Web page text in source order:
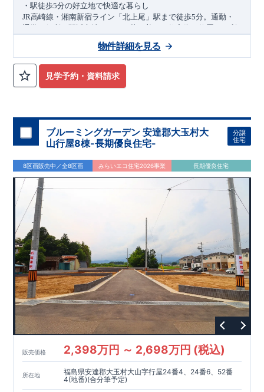
・駅徒歩5分の好立地で快適な暮らし
JR高崎線・湘南新宿ライン「北上尾」駅まで徒歩5分。通勤・
通学に便利な駅近立地ながら、落ち着いた住宅街に位置し、利
・買い物施設や教育施設が身近に揃う住環境
育園徒歩2分など、生活利便施設が充実。公園や医療施設も徒歩
圏内に揃い、子育て世帯にも安心のロケーションです。
ニタリー「irodori」、ガス乾燥機「乾太くん」、太陽光パネル
を標準装備。折上天井やポップアップ天井、間接照明付きグラ
ビオエッジなど、デザイン性と快適性を追求した住まいです。
アクセス
高崎線・湘南新宿ライン
「北上尾」駅徒歩5分（約400m）
ロケーション
保育園ア・クレイシュ（徒歩
花園幼稚園（徒歩
セブンイレブン上尾中妻
分）
ベルク上尾春日店（徒歩
浅間台第二公園（徒歩
​ ​ ​東栄住宅ブルーミングガーデンのこだわりの家づくり
全棟自社一貫体制
もっと詳しく
◇誰が、何をしたか。が明確だからこそ、お客様の安心に繋が
ります。
◇設計、施工、営業が互いに協力しあい、最良のプランを提供
いたします。
◇不要な中間マージンを抑えることで、コストダウンに努めて
います。
◇国が定めた耐震等級で最高の3 を取得建築基準法で定められ
た、｢数百年に一度発生する地震に対して、倒壊、崩壊しな
い。｣という基準から、さらに1.5倍の耐震力を達成していま
安心の長期優良住宅！
もっと詳しく
見学予約・資料請求
物件詳細を見る
ブルーミングガーデン 安達郡大玉村大
山行屋8棟-長期優良住宅-
分譲
住宅
8区画販売中／全8区画 みらいエコ住宅2026事業 長期優良住宅
販売価格 2,398万円 ～ 2,698万円 (税込)
所在地
福島県安達郡大玉村大山字行屋24番4、24番6、52番
4(地番)(合分筆予定)